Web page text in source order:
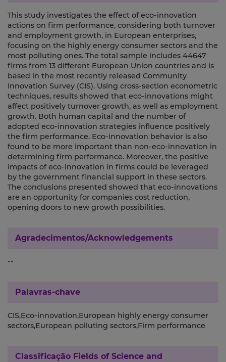
This study investigates the effect of eco-innovation
actions on firm performance, considering both turnover
and employment growth, in European enterprises,
focusing on the highly energy consumer sectors and the
most polluting ones. The total sample includes 44647
firms from 13 different European Union countries and is
based in the most recently released Community
Innovation Survey (CIS). Using cross-section econometric
techniques, results showed that eco-innovations might
affect positively turnover growth, as well as employment
growth. Both human capital and the number of
adopted eco-innovation strategies influence positively
the firm performance. Eco-innovation behavior is also
found to be more important than non-eco-innovation in
determining firm performance. Moreover, the positive
impacts of eco-innovation in firms could be leveraged
by the government financial support in these sectors.
The conclusions presented showed that eco-innovations
are an opportunity for companies cost reduction,
opening doors to new growth possibilities.
Agradecimentos/Acknowledgements
--
Palavras-chave
CIS,Eco-innovation,European highly energy consumer
sectors,European polluting sectors,Firm performance
Classificação Fields of Science and